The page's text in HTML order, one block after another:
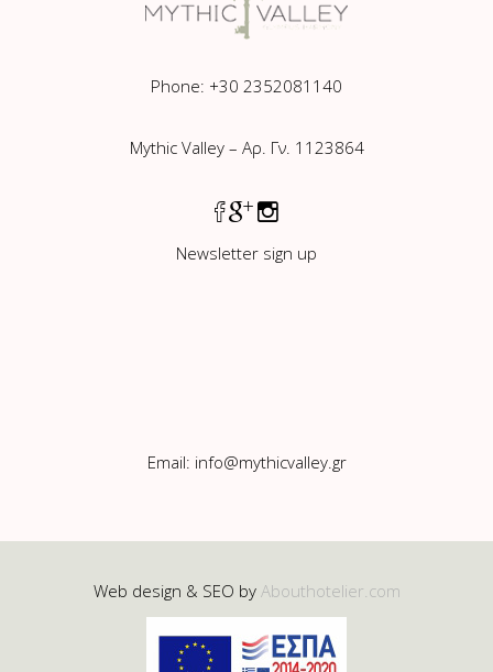
Phone: +30 2352081140
Mythic Valley – Αρ. Γν. 1123864
Newsletter sign up
Email: info@mythicvalley.gr
Web design & SEO by Abouthotelier.com